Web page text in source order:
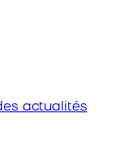
actualités